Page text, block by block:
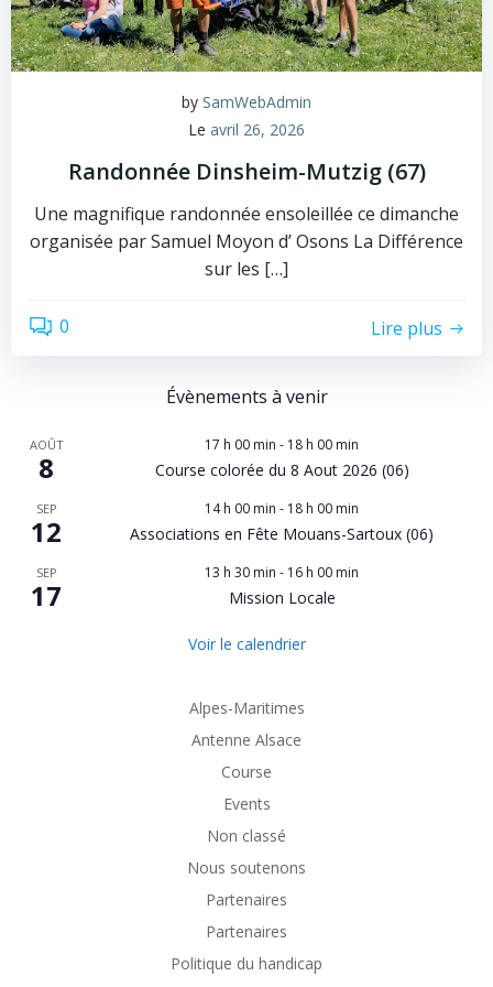
by SamWebAdmin
Le avril 26, 2026
Randonnée Dinsheim-Mutzig (67)
Une magnifique randonnée ensoleillée ce dimanche
organisée par Samuel Moyon d’ Osons La Différence
sur les […]
0 Lire plus
Évènements à venir
AOÛT
8
17 h 00 min - 18 h 00 min
Course colorée du 8 Aout 2026 (06)
SEP
12
14 h 00 min - 18 h 00 min
Associations en Fête Mouans-Sartoux (06)
SEP
17
13 h 30 min - 16 h 00 min
Mission Locale
Voir le calendrier
Alpes-Maritimes
Antenne Alsace
Course
Events
Non classé
Nous soutenons
Partenaires
Partenaires
Politique du handicap